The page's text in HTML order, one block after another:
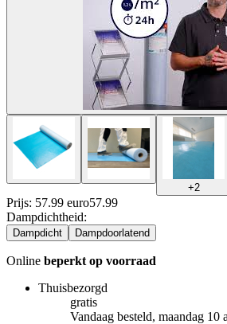
+2
Prijs: 57.99 euro57.99
Dampdichtheid:
Dampdicht Dampdoorlatend
Online beperkt op voorraad
Thuisbezorgd
gratis
Vandaag besteld, maandag 10